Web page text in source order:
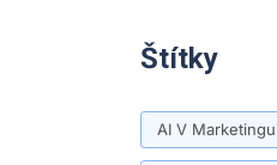
Štítky
AI V Marketingu